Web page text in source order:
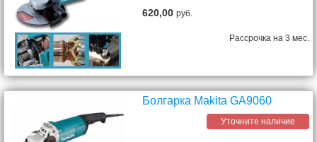
620,00руб.
Рассрочка на 3 мес.
Болгарка Makita GA9060
Уточните наличие